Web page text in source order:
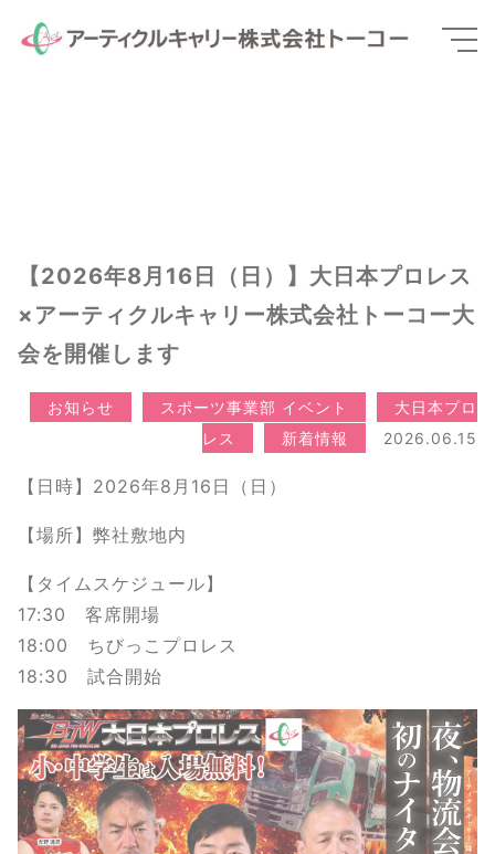
【2026年8月16日（日）】大日本プロレス
×アーティクルキャリー株式会社トーコー大
会を開催します
お知らせ スポーツ事業部 イベント
大日本プロ
レス
新着情報 2026.06.15
【日時】2026年8月16日（日）
【場所】弊社敷地内
【タイムスケジュール】
17:30 客席開場
18:00 ちびっこプロレス
18:30 試合開始